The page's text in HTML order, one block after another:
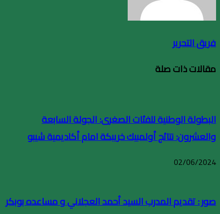
فريق التحرير
مقالات ذات صلة
البطولة الوطنية للفئات الصغرى: الجولة السابعة
والعشرون: نتائج أولمبيك خريبكة امام أكاديمية شيبو
02/06/2024
صور : تقديم المدرب السيد أحمد العجلاني و مساعده بوبكر